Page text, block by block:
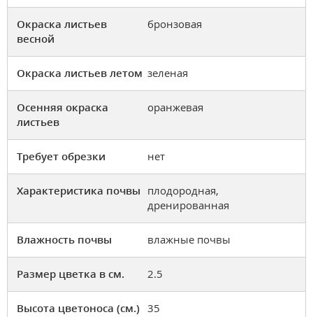
Окраска листьев
весной
бронзовая
Окраска листьев летом зеленая
Осенняя окраска
листьев
оранжевая
Требует обрезки нет
Характеристика почвы плодородная,
дренированная
Влажность почвы влажные почвы
Размер цветка в см. 2.5
Высота цветоноса (см.) 35